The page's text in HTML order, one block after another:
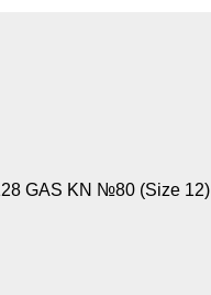
GAS KN №80 (Size 12)